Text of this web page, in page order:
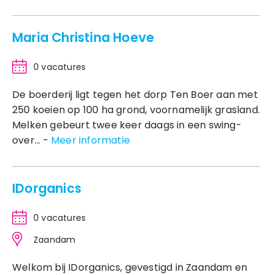
Maria Christina Hoeve
0 vacatures
De boerderij ligt tegen het dorp Ten Boer aan met
250 koeien op 100 ha grond, voornamelijk grasland.
Melken gebeurt twee keer daags in een swing-
over... - Meer informatie
IDorganics
0 vacatures
Zaandam
Welkom bij IDorganics, gevestigd in Zaandam en